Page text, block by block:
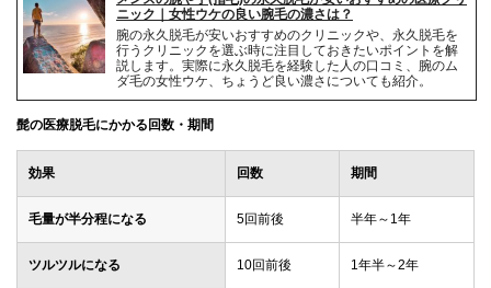
ニック｜女性ウケの良い腕毛の濃さは？
腕の永久脱毛が安いおすすめのクリニックや、永久脱毛を
行うクリニックを選ぶ時に注目しておきたいポイントを解
説します。実際に永久脱毛を経験した人の口コミ、腕のム
ダ毛の女性ウケ、ちょうど良い濃さについても紹介。
髭の医療脱毛にかかる回数・期間
効果 回数 期間
毛量が半分程になる 5回前後 半年～1年
ツルツルになる 10回前後 1年半～2年